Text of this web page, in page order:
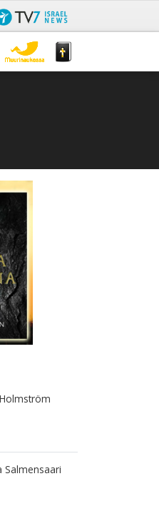
Salmensaari